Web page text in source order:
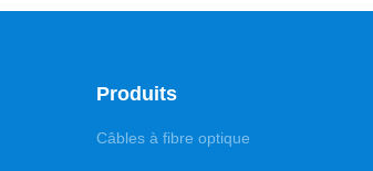
Produits
Câbles à fibre optique